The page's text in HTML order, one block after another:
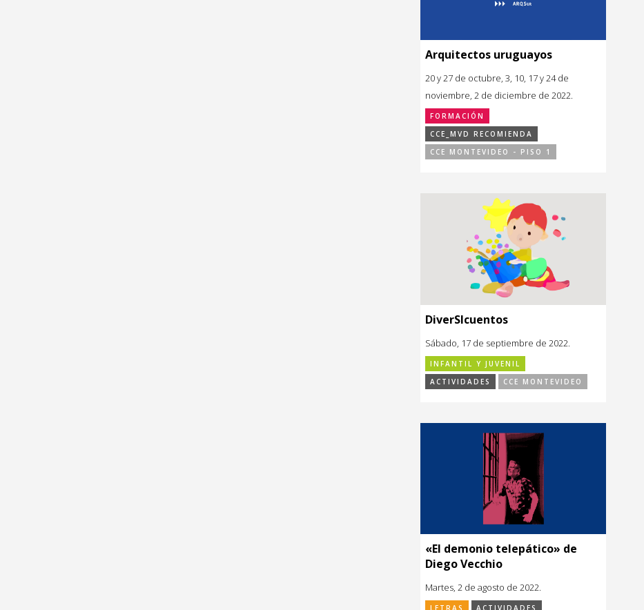
Arquitectos uruguayos
20 y 27 de octubre, 3, 10, 17 y 24 de
noviembre, 2 de diciembre de 2022.
FORMACIÓN
CCE_MVD RECOMIENDA
CCE MONTEVIDEO - PISO 1
DiverSIcuentos
Sábado, 17 de septiembre de 2022.
INFANTIL Y JUVENIL
ACTIVIDADES
CCE MONTEVIDEO
«El demonio telepático» de
Diego Vecchio
Martes, 2 de agosto de 2022.
LETRAS ACTIVIDADES